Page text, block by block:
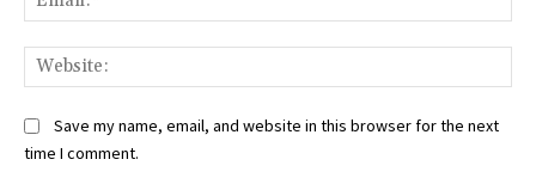
Save my name, email, and website in this browser for the next
time I comment.